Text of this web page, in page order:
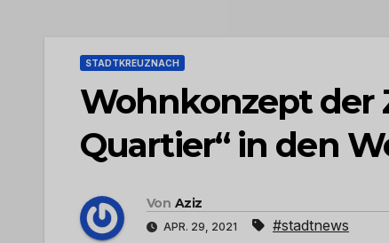
STADTKREUZNACH
Wohnkonzept der
Quartier“ in den
Von Aziz
APR. 29, 2021 #stadtnews